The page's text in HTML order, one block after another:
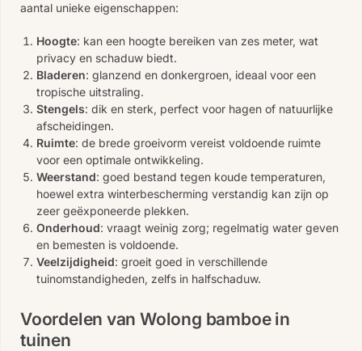
aantal unieke eigenschappen:
Hoogte: kan een hoogte bereiken van zes meter, wat
privacy en schaduw biedt.
Bladeren: glanzend en donkergroen, ideaal voor een
tropische uitstraling.
Stengels: dik en sterk, perfect voor hagen of natuurlijke
afscheidingen.
Ruimte: de brede groeivorm vereist voldoende ruimte
voor een optimale ontwikkeling.
Weerstand: goed bestand tegen koude temperaturen,
hoewel extra winterbescherming verstandig kan zijn op
zeer geëxponeerde plekken.
Onderhoud: vraagt weinig zorg; regelmatig water geven
en bemesten is voldoende.
Veelzijdigheid: groeit goed in verschillende
tuinomstandigheden, zelfs in halfschaduw.
Voordelen van Wolong bamboe in
tuinen